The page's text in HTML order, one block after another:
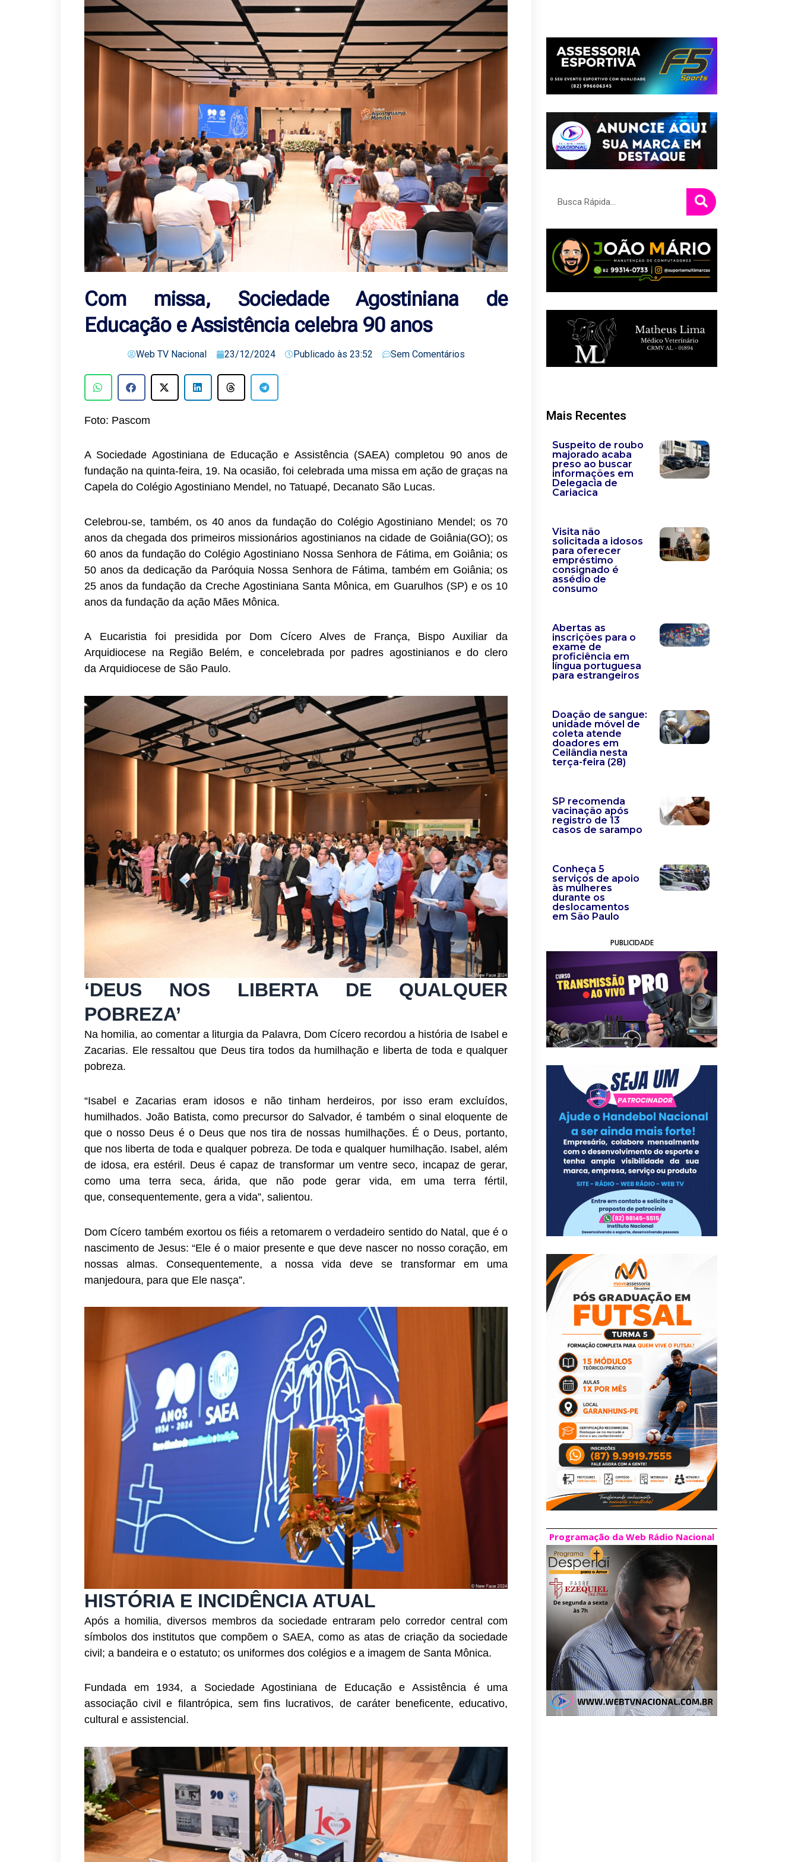
Com missa, Sociedade Agostiniana de
Educação e Assistência celebra 90 anos
Web TV Nacional 23/12/2024 Publicado às 23:52 Sem Comentários
Foto: Pascom
A Sociedade Agostiniana de Educação e Assistência (SAEA) completou 90 anos de
fundação na quinta-feira, 19. Na ocasião, foi celebrada uma missa em ação de graças na
Capela do Colégio Agostiniano Mendel, no Tatuapé, Decanato São Lucas.
Celebrou-se, também, os 40 anos da fundação do Colégio Agostiniano Mendel; os 70
anos da chegada dos primeiros missionários agostinianos na cidade de Goiânia(GO); os
60 anos da fundação do Colégio Agostiniano Nossa Senhora de Fátima, em Goiânia; os
50 anos da dedicação da Paróquia Nossa Senhora de Fátima, também em Goiânia; os
25 anos da fundação da Creche Agostiniana Santa Mônica, em Guarulhos (SP) e os 10
anos da fundação da ação Mães Mônica.
A Eucaristia foi presidida por Dom Cícero Alves de França, Bispo Auxiliar da
Arquidiocese na Região Belém, e concelebrada por padres agostinianos e do clero
da Arquidiocese de São Paulo.
‘DEUS NOS LIBERTA DE QUALQUER
POBREZA’
Na homilia, ao comentar a liturgia da Palavra, Dom Cícero recordou a história de Isabel e
Zacarias. Ele ressaltou que Deus tira todos da humilhação e liberta de toda e qualquer
pobreza.
“Isabel e Zacarias eram idosos e não tinham herdeiros, por isso eram excluídos,
humilhados. João Batista, como precursor do Salvador, é também o sinal eloquente de
que o nosso Deus é o Deus que nos tira de nossas humilhações. É o Deus, portanto,
que nos liberta de toda e qualquer pobreza. De toda e qualquer humilhação. Isabel, além
de idosa, era estéril. Deus é capaz de transformar um ventre seco, incapaz de gerar,
como uma terra seca, árida, que não pode gerar vida, em uma terra fértil,
que, consequentemente, gera a vida”, salientou.
Dom Cícero também exortou os fiéis a retomarem o verdadeiro sentido do Natal, que é o
nascimento de Jesus: “Ele é o maior presente e que deve nascer no nosso coração, em
nossas almas. Consequentemente, a nossa vida deve se transformar em uma
manjedoura, para que Ele nasça”.
HISTÓRIA E INCIDÊNCIA ATUAL
Após a homilia, diversos membros da sociedade entraram pelo corredor central com
símbolos dos institutos que compõem o SAEA, como as atas de criação da sociedade
civil; a bandeira e o estatuto; os uniformes dos colégios e a imagem de Santa Mônica.
Fundada em 1934, a Sociedade Agostiniana de Educação e Assistência é uma
associação civil e filantrópica, sem fins lucrativos, de caráter beneficente, educativo,
cultural e assistencial.
Mais Recentes
Suspeito de roubo
majorado acaba
preso ao buscar
informações em
Delegacia de
Cariacica
Visita não
solicitada a idosos
para oferecer
empréstimo
consignado é
assédio de
consumo
Abertas as
inscrições para o
exame de
proficiência em
língua portuguesa
para estrangeiros
Doação de sangue:
unidade móvel de
coleta atende
doadores em
Ceilândia nesta
terça-feira (28)
SP recomenda
vacinação após
registro de 13
casos de sarampo
Conheça 5
serviços de apoio
às mulheres
durante os
deslocamentos
em São Paulo
PUBLICIDADE
Programação da Web Rádio Nacional